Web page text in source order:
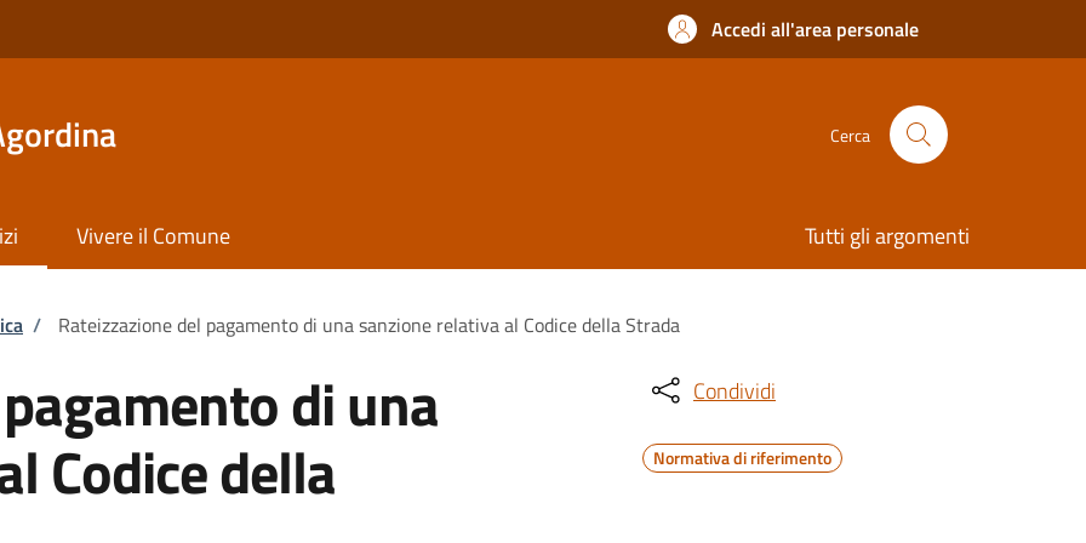
Accedi all'area personale
Cerca
Vivere il Comune Tutti gli argomenti
/ Rateizzazione del pagamento di una sanzione relativa al Codice della Strada
di una
Codice della
Condividi
Normativa di riferimento